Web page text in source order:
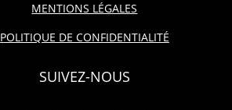
MENTIONS LÉGALES
POLITIQUE DE CONFIDENTIALITÉ
SUIVEZ-NOUS